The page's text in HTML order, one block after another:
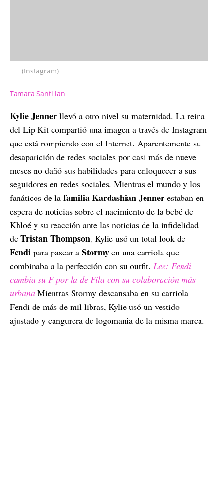
- (Instagram)
Tamara Santillan
Kylie Jenner llevó a otro nivel su maternidad. La reina
del Lip Kit compartió una imagen a través de Instagram
que está rompiendo con el Internet. Aparentemente su
desaparición de redes sociales por casi más de nueve
meses no dañó sus habilidades para enloquecer a sus
seguidores en redes sociales. Mientras el mundo y los
fanáticos de la familia Kardashian Jenner estaban en
espera de noticias sobre el nacimiento de la bebé de
Khloé y su reacción ante las noticias de la infidelidad
de Tristan Thompson, Kylie usó un total look de
Fendi para pasear a Stormy en una carriola que
combinaba a la perfección con su outfit. Lee: Fendi
cambia su F por la de Fila con su colaboración más
urbana Mientras Stormy descansaba en su carriola
Fendi de más de mil libras, Kylie usó un vestido
ajustado y cangurera de logomania de la misma marca.